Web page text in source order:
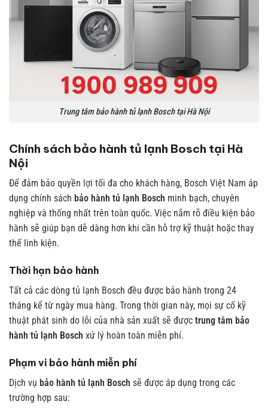
Trung tâm bảo hành tủ lạnh Bosch tại Hà Nội
Chính sách bảo hành tủ lạnh Bosch tại Hà
Nội
Để đảm bảo quyền lợi tối đa cho khách hàng, Bosch Việt Nam áp
dụng chính sách bảo hành tủ lạnh Bosch minh bạch, chuyên
nghiệp và thống nhất trên toàn quốc. Việc nắm rõ điều kiện bảo
hành sẽ giúp bạn dễ dàng hơn khi cần hỗ trợ kỹ thuật hoặc thay
thế linh kiện.
Thời hạn bảo hành
Tất cả các dòng tủ lạnh Bosch đều được bảo hành trong 24
tháng kể từ ngày mua hàng. Trong thời gian này, mọi sự cố kỹ
thuật phát sinh do lỗi của nhà sản xuất sẽ được trung tâm bảo
hành tủ lạnh Bosch xử lý hoàn toàn miễn phí.
Phạm vi bảo hành miễn phí
Dịch vụ bảo hành tủ lạnh Bosch sẽ được áp dụng trong các
trường hợp sau: